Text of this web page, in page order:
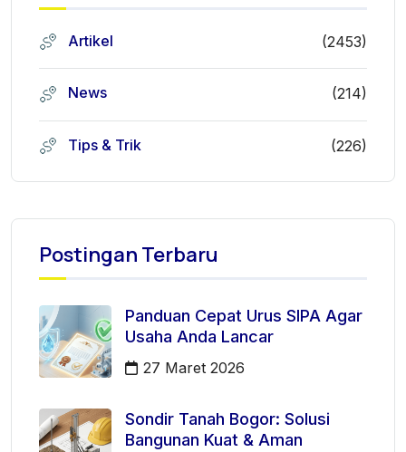
Artikel (2453)
News (214)
Tips & Trik (226)
Postingan Terbaru
Panduan Cepat Urus SIPA Agar
Usaha Anda Lancar
27 Maret 2026
Sondir Tanah Bogor: Solusi
Bangunan Kuat & Aman